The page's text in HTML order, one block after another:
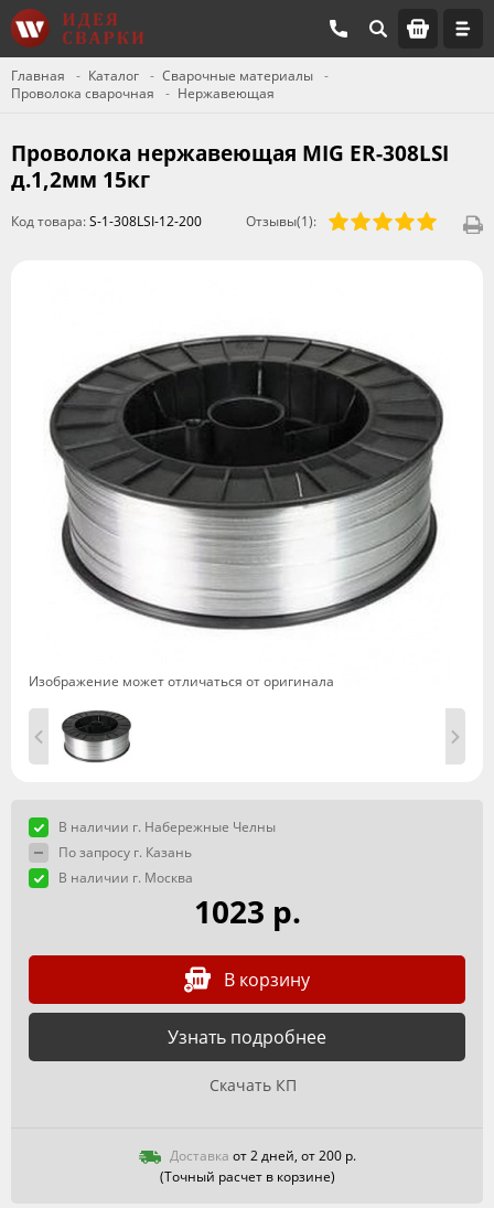
Главная Каталог
Сварочные материалы
Проволока сварочная
Нержавеющая
Проволока нержавеющая MIG ER-308LSI
д.1,2мм 15кг
Код товара:S-1-308LSI-12-200 Отзывы(1):
Изображение может отличаться от оригинала
В наличии г. Набережные Челны
По запросу г. Казань
В наличии г. Москва
1023 р.
В корзину
Узнать подробнее
Скачать КП
Доставка от 2 дней, от 200 р.
(Точный расчет в корзине)